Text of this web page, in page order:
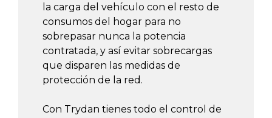
la carga del vehículo con el resto de
consumos del hogar para no
sobrepasar nunca la potencia
contratada, y así evitar sobrecargas
que disparen las medidas de
protección de la red.
Con Trydan tienes todo el control de